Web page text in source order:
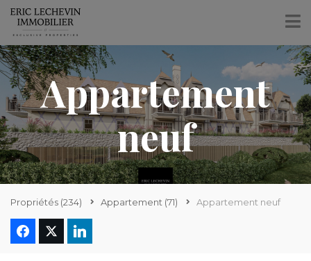
Appartement
neuf
Propriétés (234) Appartement (71) Appartement neuf